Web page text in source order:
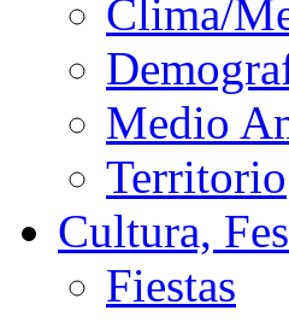
Clima/
Medio
Territorio
Cultura,
Fiestas